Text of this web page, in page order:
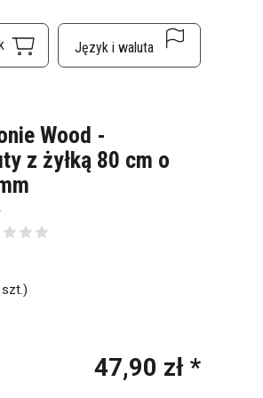
Wood -
z żyłką 80 cm o
szt.)
47,90 zł *